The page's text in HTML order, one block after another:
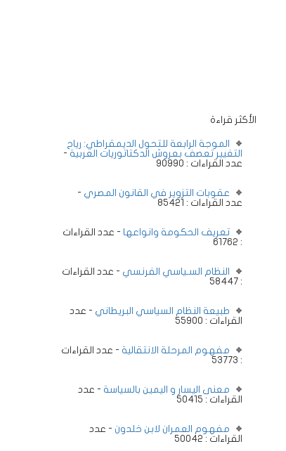
الأكثر قراءة
الموجة الرابعة للتحول الديمقراطي: رياح
التغيير تعصف بعروش الدكتاتوريات العربية -
عدد القراءات : 90990
عقوبات التزوير في القانون المصري -
عدد القراءات : 85421
تعريف الحكومة وانواعها - عدد القراءات
: 61762
النظام السـياسي الفرنسي - عدد القراءات
: 58447
طبيعة النظام السياسي البريطاني - عدد
القراءات : 55900
مفهوم المرحلة الانتقالية - عدد القراءات
: 53773
معنى اليسار و اليمين بالسياسة - عدد
القراءات : 50415
مفهوم العمران لابن خلدون - عدد
القراءات : 50042